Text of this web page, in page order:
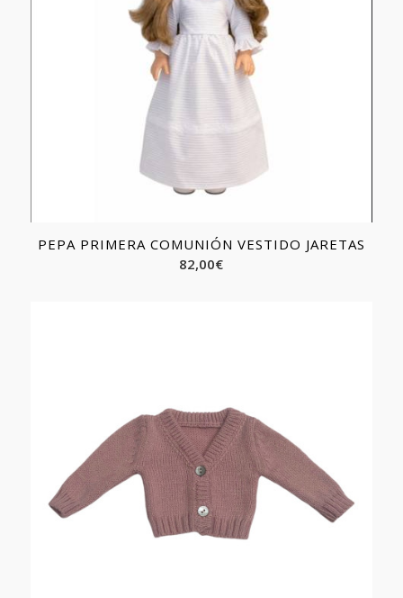
PEPA PRIMERA COMUNIÓN VESTIDO JARETAS
82,00€